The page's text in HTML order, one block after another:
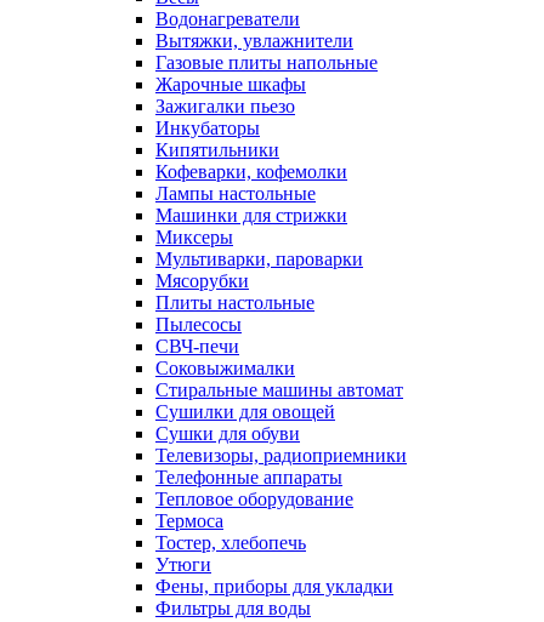
Водонагреватели
Вытяжки, увлажнители
Газовые плиты напольные
Жарочные шкафы
Зажигалки пьезо
Инкубаторы
Кипятильники
Кофеварки, кофемолки
Лампы настольные
Машинки для стрижки
Миксеры
Мультиварки, пароварки
Мясорубки
Плиты настольные
Пылесосы
СВЧ-печи
Соковыжималки
Стиральные машины автомат
Сушилки для овощей
Сушки для обуви
Телевизоры, радиоприемники
Телефонные аппараты
Тепловое оборудование
Термоса
Тостер, хлебопечь
Утюги
Фены, приборы для укладки
Фильтры для воды